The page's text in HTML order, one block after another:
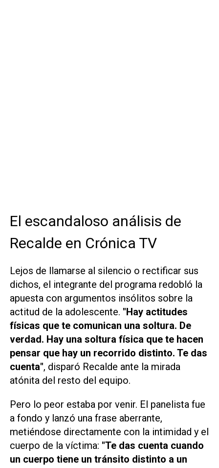
El escandaloso análisis de
Recalde en Crónica TV
Lejos de llamarse al silencio o rectificar sus
dichos, el integrante del programa redobló la
apuesta con argumentos insólitos sobre la
actitud de la adolescente. "Hay actitudes
físicas que te comunican una soltura. De
verdad. Hay una soltura física que te hacen
pensar que hay un recorrido distinto. Te das
cuenta", disparó Recalde ante la mirada
atónita del resto del equipo.
Pero lo peor estaba por venir. El panelista fue
a fondo y lanzó una frase aberrante,
metiéndose directamente con la intimidad y el
cuerpo de la víctima: "Te das cuenta cuando
un cuerpo tiene un tránsito distinto a un